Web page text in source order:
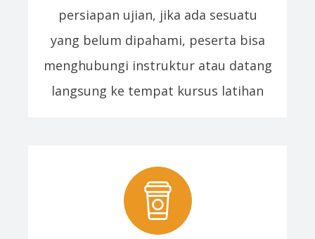
persiapan ujian, jika ada sesuatu
yang belum dipahami, peserta bisa
menghubungi instruktur atau datang
langsung ke tempat kursus latihan